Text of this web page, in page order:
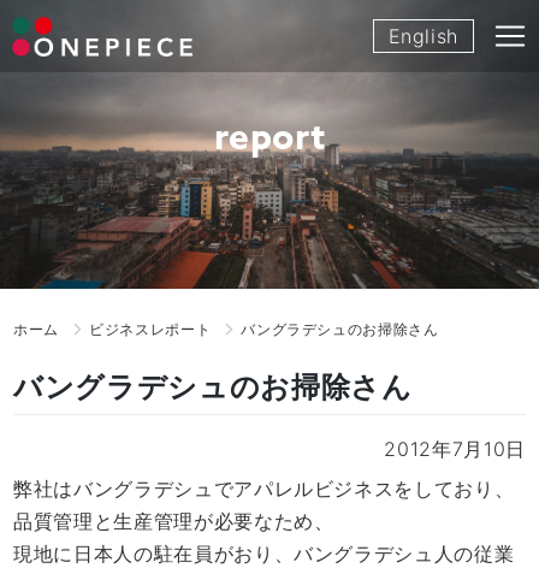
Skip
to
English
report
ホーム ビジネスレポート バングラデシュのお掃除さん
バングラデシュのお掃除さん
2012年7月10日
弊社はバングラデシュでアパレルビジネスをしており、
品質管理と生産管理が必要なため、
現地に日本人の駐在員がおり、バングラデシュ人の従業